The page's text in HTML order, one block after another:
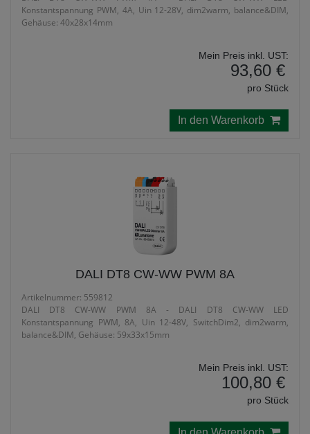
Konstantspannung PWM, 4A, Uin 12-28V, dim2warm, balance&DIM,
Gehäuse: 40x28x14mm
Mein Preis inkl. UST:
93,60 €
pro Stück
In den Warenkorb
DALI DT8 CW-WW PWM 8A
Artikelnummer: 559812
DALI DT8 CW-WW PWM 8A - DALI DT8 CW-WW LED
Konstantspannung PWM, 8A, Uin 12-48V, SwitchDim2, dim2warm,
balance&DIM, Gehäuse: 59x33x15mm
Mein Preis inkl. UST:
100,80 €
pro Stück